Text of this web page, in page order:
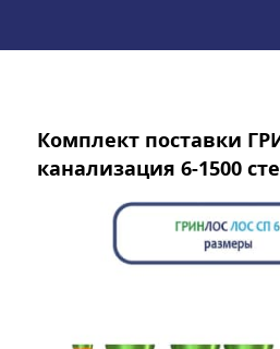
Комплект поставки
канализация 6-1500